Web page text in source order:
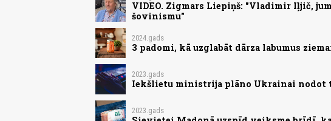
VIDEO. Zigmars Liepiņš: "Vladimir Iļjič,
šovinismu"
2024.gads
3 padomi, kā uzglabāt dārza labumus
2023.gads
Iekšlietu ministrija plāno Ukrainai nodot
2023.gads